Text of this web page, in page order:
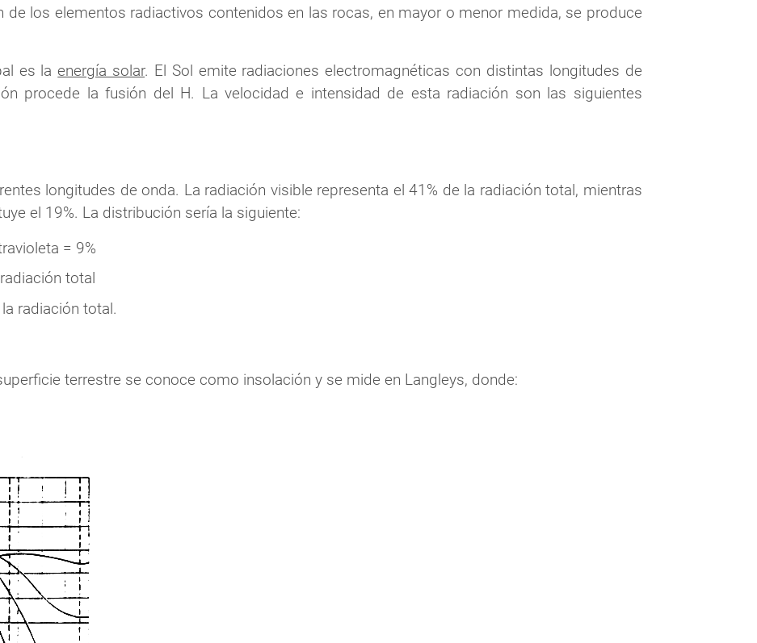
de los elementos radiactivos contenidos en las rocas, en mayor o menor medida, se produce
es laenergía solar. El Sol emite radiaciones electromagnéticas con distintas longitudes de
procede la fusión del H. La velocidad e intensidad de esta radiación son las siguientes
longitudes de onda. La radiación visible representa el 41% de la radiación total, mientras
el 19%. La distribución sería la siguiente:
= 9%
total
radiación total.
terrestre se conoce como insolación y se mide en Langleys, donde: